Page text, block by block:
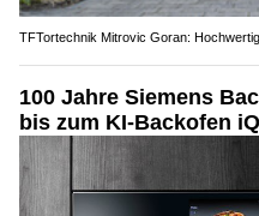
TFTortechnik Mitrovic Goran:
100 Jahre Siemens
bis zum KI-Backofen